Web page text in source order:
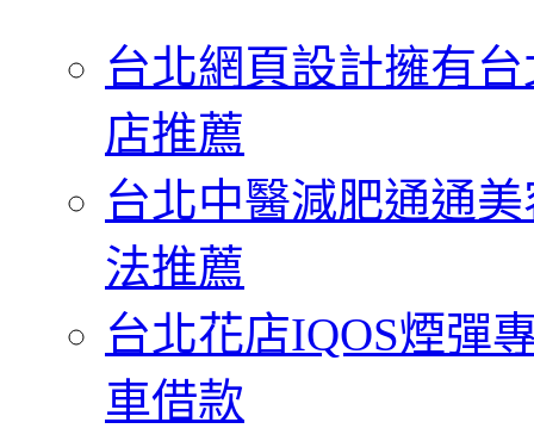
台北網頁設計擁有
店推薦
台北中醫減肥通通
法推薦
台北花店IQOS煙彈
車借款